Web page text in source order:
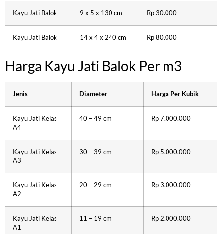
Kayu Jati Balok 9 x 5 x 130 cm Rp 30.000
Kayu Jati Balok 14 x 4 x 240 cm Rp 80.000
Harga Kayu Jati Balok Per m3
Jenis Diameter Harga Per Kubik
Kayu Jati Kelas
A4
40 – 49 cm Rp 7.000.000
Kayu Jati Kelas
A3
30 – 39 cm Rp 5.000.000
Kayu Jati Kelas
A2
20 – 29 cm Rp 3.000.000
Kayu Jati Kelas
A1
11 – 19 cm Rp 2.000.000